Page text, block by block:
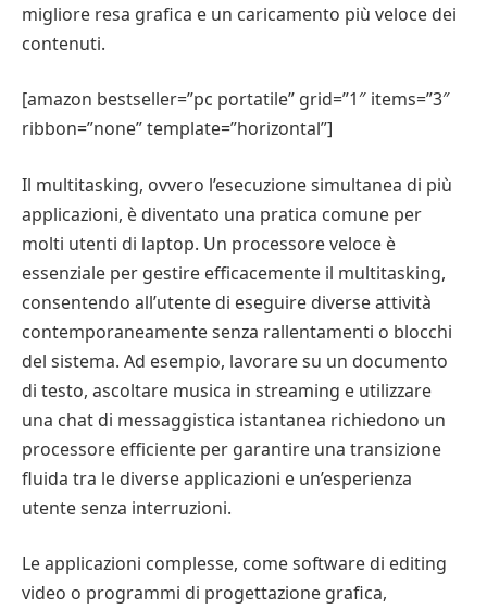
migliore resa grafica e un caricamento più veloce dei
contenuti.
[amazon bestseller=”pc portatile” grid=”1″ items=”3″
ribbon=”none” template=”horizontal”]
Il multitasking, ovvero l’esecuzione simultanea di più
applicazioni, è diventato una pratica comune per
molti utenti di laptop. Un processore veloce è
essenziale per gestire efficacemente il multitasking,
consentendo all’utente di eseguire diverse attività
contemporaneamente senza rallentamenti o blocchi
del sistema. Ad esempio, lavorare su un documento
di testo, ascoltare musica in streaming e utilizzare
una chat di messaggistica istantanea richiedono un
processore efficiente per garantire una transizione
fluida tra le diverse applicazioni e un’esperienza
utente senza interruzioni.
Le applicazioni complesse, come software di editing
video o programmi di progettazione grafica,